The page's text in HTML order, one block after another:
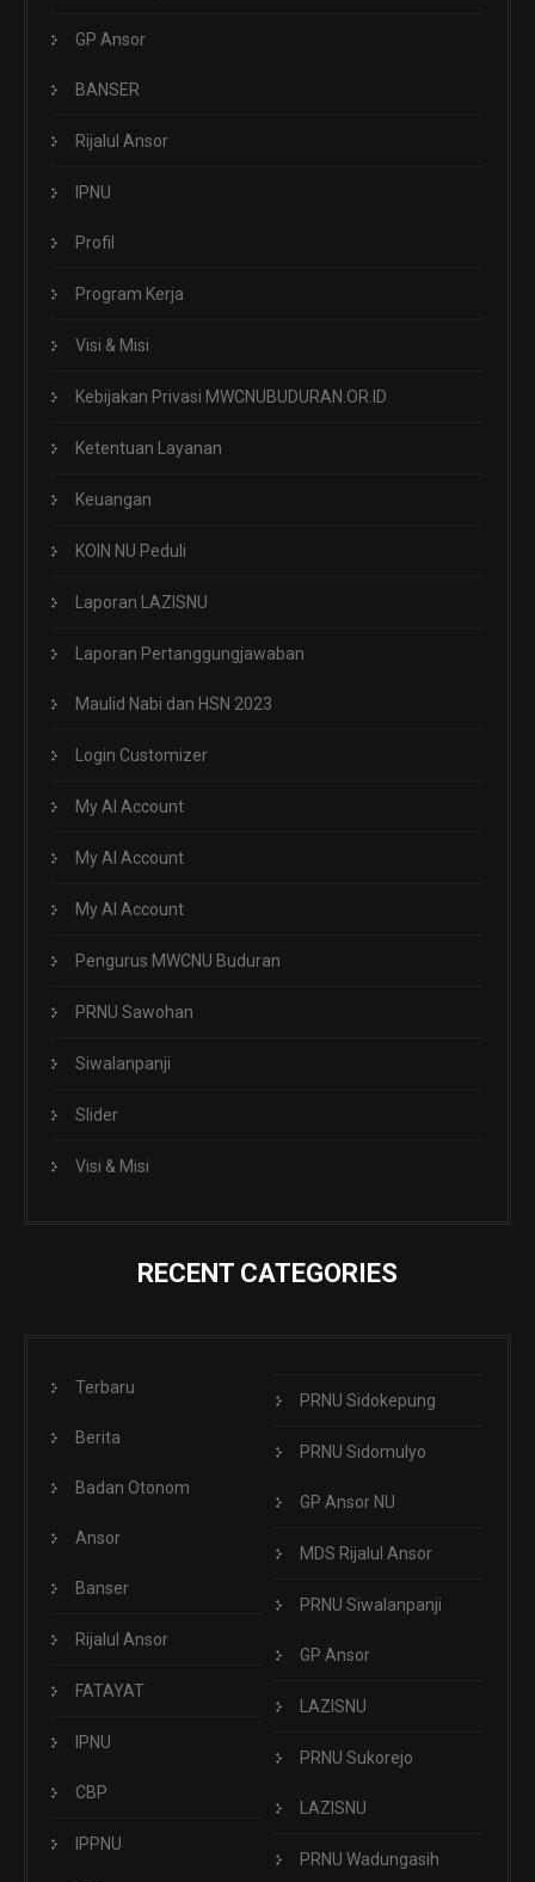
GP Ansor
BANSER
Rijalul Ansor
IPNU
Profil
Program Kerja
Visi & Misi
Kebijakan Privasi MWCNUBUDURAN.OR.ID
Ketentuan Layanan
Keuangan
KOIN NU Peduli
Laporan LAZISNU
Laporan Pertanggungjawaban
Maulid Nabi dan HSN 2023
Login Customizer
My AI Account
My AI Account
My AI Account
Pengurus MWCNU Buduran
PRNU Sawohan
Siwalanpanji
Slider
Visi & Misi
RECENT CATEGORIES
Terbaru
Berita
Badan Otonom
Ansor
Banser
Rijalul Ansor
FATAYAT
IPNU
CBP
IPPNU
PRNU Sidokepung
PRNU Sidomulyo
GP Ansor NU
MDS Rijalul Ansor
PRNU Siwalanpanji
GP Ansor
LAZISNU
PRNU Sukorejo
LAZISNU
PRNU Wadungasih